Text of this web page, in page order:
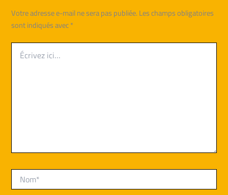
Votre adresse e-mail ne sera pas publiée.Les champs obligatoires
sont indiqués avec*
Écrivez
ici…
Nom*